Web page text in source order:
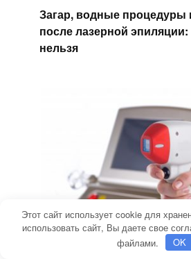
Загар, водные процедуры
после лазерной
нельзя
Этот сайт использует cookie для
использовать сайт, Вы даете свое
файлами.
OK